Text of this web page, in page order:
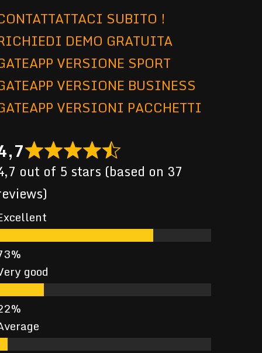
SUBITO !
DEMO GRATUITA
VERSIONE SPORT
VERSIONE BUSINESS
VERSIONI PACCHETTI
out of 5 stars (based on 37
good